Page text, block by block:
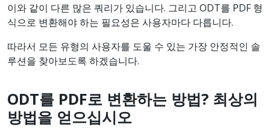
이와 같이 다른 많은 쿼리가 있습니다. 그리고 ODT를 PDF 형
식으로 변환해야 하는 필요성은 사용자마다 다릅니다.
따라서 모든 유형의 사용자를 도울 수 있는 가장 안정적인 솔
루션을 찾아보도록 하겠습니다.
ODT를 PDF로 변환하는 방법? 최상의
방법을 얻으십시오